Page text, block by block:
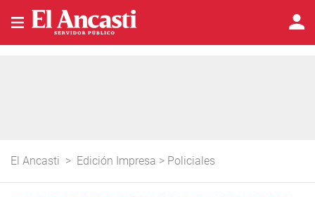
El Ancasti > Edición Impresa > Policiales